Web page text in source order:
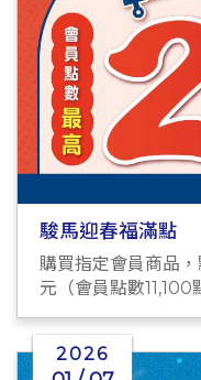
駿馬迎春福滿點
購買指定會員商品
元（會員點數11,100
2026